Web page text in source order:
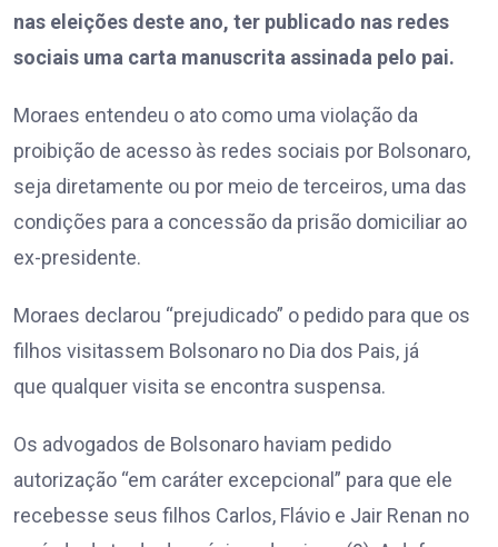
nas eleições deste ano, ter publicado nas redes
sociais uma carta manuscrita assinada pelo pai.
Moraes entendeu o ato como uma violação da
proibição de acesso às redes sociais por Bolsonaro,
seja diretamente ou por meio de terceiros, uma das
condições para a concessão da prisão domiciliar ao
ex-presidente.
Moraes declarou “prejudicado” o pedido para que os
filhos visitassem Bolsonaro no Dia dos Pais, já
que qualquer visita se encontra suspensa.
Os advogados de Bolsonaro haviam pedido
autorização “em caráter excepcional” para que ele
recebesse seus filhos Carlos, Flávio e Jair Renan no